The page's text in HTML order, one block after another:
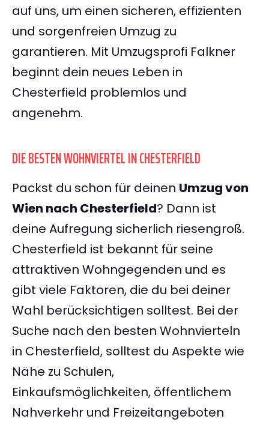
auf uns, um einen sicheren, effizienten
und sorgenfreien Umzug zu
garantieren. Mit Umzugsprofi Falkner
beginnt dein neues Leben in
Chesterfield problemlos und
angenehm.
DIE BESTEN WOHNVIERTEL IN CHESTERFIELD
Packst du schon für deinen Umzug von
Wien nach Chesterfield? Dann ist
deine Aufregung sicherlich riesengroß.
Chesterfield ist bekannt für seine
attraktiven Wohngegenden und es
gibt viele Faktoren, die du bei deiner
Wahl berücksichtigen solltest. Bei der
Suche nach den besten Wohnvierteln
in Chesterfield, solltest du Aspekte wie
Nähe zu Schulen,
Einkaufsmöglichkeiten, öffentlichem
Nahverkehr und Freizeitangeboten